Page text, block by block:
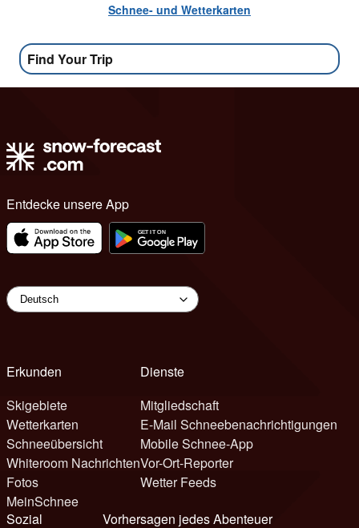
Schnee- und Wetterkarten
Find Your Trip
Entdecke unsere App
Erkunden
Skigebiete
Wetterkarten
Schneeübersicht
Whiteroom Nachrichten
Fotos
MeinSchnee
Dienste
Mitgliedschaft
E-Mail Schneebenachrichtigungen
Mobile Schnee-App
Vor-Ort-Reporter
Wetter Feeds
Sozial
Vorhersagen jedes Abenteuer